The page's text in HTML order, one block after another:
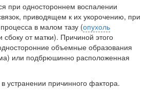
здравоохранения озвучила
тревожную статистику. Она
касаются увеличения риска
острой кардиотоксичности и
роста сопутствующих
осложнений от...
при одностороннем воспале­нии
приводящем к их укоро­чению, при
в малом тазу (опухоль
сбоку от матки). Причи­ной этого
объемные образования
или подбрюшинно расположенная
устранении причинного фактора.